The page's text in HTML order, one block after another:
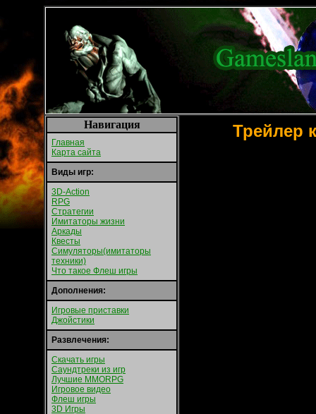
Навигация
Главная
Карта сайта
Виды игр:
3D-Action
RPG
Стратегии
Имитаторы жизни
Аркады
Квесты
Симуляторы(имитаторы
техники)
Что такое Флеш игры
Дополнения:
Игровые приставки
Джойстики
Развлечения:
Скачать игры
Саундтреки из игр
Лучшие MMORPG
Игровое видео
Флеш игры
3D Игры
Трейлер